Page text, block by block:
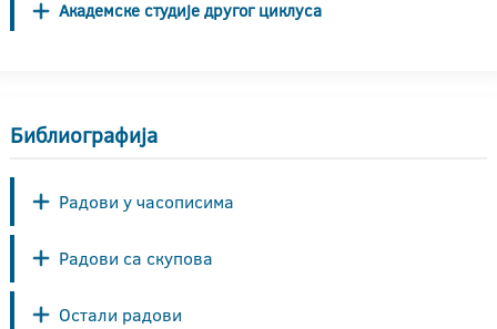
Академске студије другог циклуса
Библиографија
Радови у часописима
Радови са скупова
Остали радови